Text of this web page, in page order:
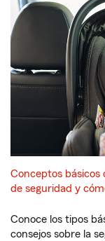
Conceptos básicos
de seguridad y
Conoce los tipos
consejos sobre la